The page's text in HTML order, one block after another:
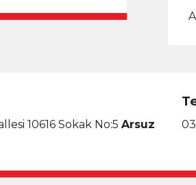
10616 Sokak No:5 Arsuz